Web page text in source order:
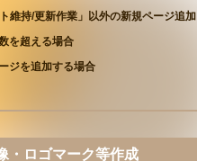
維持/更新作業」以外の新規ページ追加
を超える場合
ジを追加する場合
・ロゴマーク等作成